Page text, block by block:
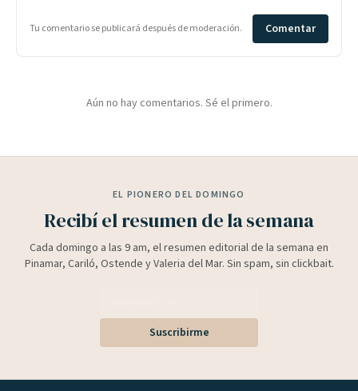
Tu comentario se publicará después de moderación. Comentar
Aún no hay comentarios. Sé el primero.
EL PIONERO DEL DOMINGO
Recibí el resumen de la semana
Cada domingo a las 9 am, el resumen editorial de la semana en
Pinamar, Cariló, Ostende y Valeria del Mar. Sin spam, sin clickbait.
Suscribirme